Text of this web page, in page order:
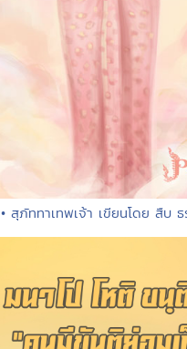
• สุภัททาเทพเจ้า เขียนโดย สืบ ธ